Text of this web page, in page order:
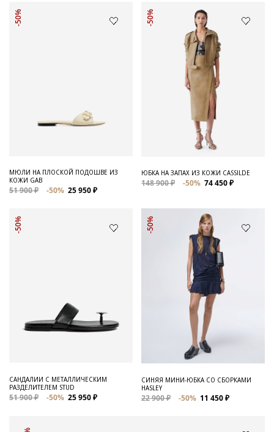
-50%
МЮЛИ НА ПЛОСКОЙ ПОДОШВЕ ИЗ
КОЖИ GAB
51 900 ₽ -50% 25 950 ₽
-50%
ЮБКА НА ЗАПАХ ИЗ КОЖИ CASSILDE
148 900 ₽ -50% 74 450 ₽
-50%
САНДАЛИИ С МЕТАЛЛИЧЕСКИМ
РАЗДЕЛИТЕЛЕМ STUD
51 900 ₽ -50% 25 950 ₽
-50%
СИНЯЯ МИНИ-ЮБКА СО СБОРКАМИ
HASLEY
22 900 ₽ -50% 11 450 ₽